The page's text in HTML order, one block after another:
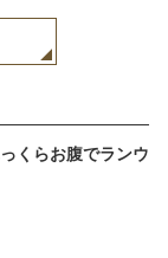
くらお腹でランウ